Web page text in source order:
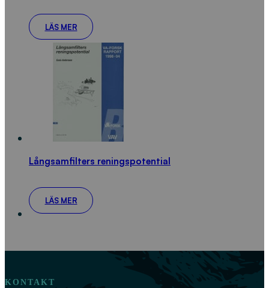
LÄS MER
Långsamfilters reningspotential
LÄS MER
KONTAKT